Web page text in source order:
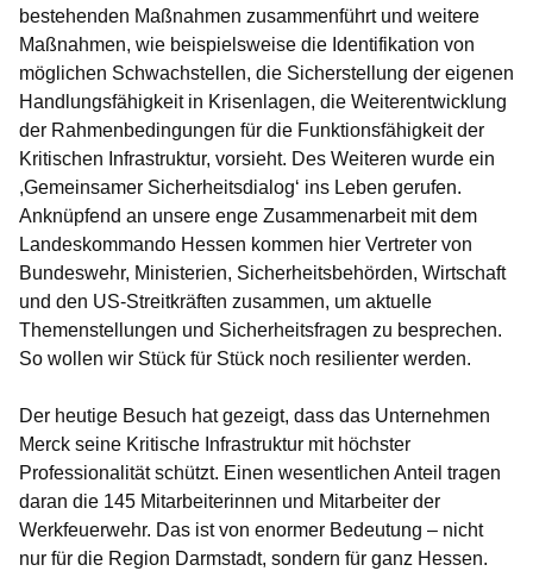
bestehenden Maßnahmen zusammenführt und weitere
Maßnahmen, wie beispielsweise die Identifikation von
möglichen Schwachstellen, die Sicherstellung der eigenen
Handlungsfähigkeit in Krisenlagen, die Weiterentwicklung
der Rahmenbedingungen für die Funktionsfähigkeit der
Kritischen Infrastruktur, vorsieht. Des Weiteren wurde ein
,Gemeinsamer Sicherheitsdialog‘ ins Leben gerufen.
Anknüpfend an unsere enge Zusammenarbeit mit dem
Landeskommando Hessen kommen hier Vertreter von
Bundeswehr, Ministerien, Sicherheitsbehörden, Wirtschaft
und den US-Streitkräften zusammen, um aktuelle
Themenstellungen und Sicherheitsfragen zu besprechen.
So wollen wir Stück für Stück noch resilienter werden.
Der heutige Besuch hat gezeigt, dass das Unternehmen
Merck seine Kritische Infrastruktur mit höchster
Professionalität schützt. Einen wesentlichen Anteil tragen
daran die 145 Mitarbeiterinnen und Mitarbeiter der
Werkfeuerwehr. Das ist von enormer Bedeutung – nicht
nur für die Region Darmstadt, sondern für ganz Hessen.